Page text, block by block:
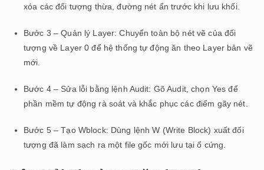
xóa các đối tượng thừa, đường nét ẩn trước khi lưu khối.
Bước 3 – Quản lý Layer: Chuyển toàn bộ nét vẽ của đối
tượng về Layer 0 để hệ thống tự động ăn theo Layer bản vẽ
mới.
Bước 4 – Sửa lỗi bằng lệnh Audit: Gõ Audit, chọn Yes để
phần mềm tự động rà soát và khắc phục các điểm gãy nét.
Bước 5 – Tạo Wblock: Dùng lệnh W (Write Block) xuất đối
tượng đã làm sạch ra một file gốc mới lưu tại ổ cứng.